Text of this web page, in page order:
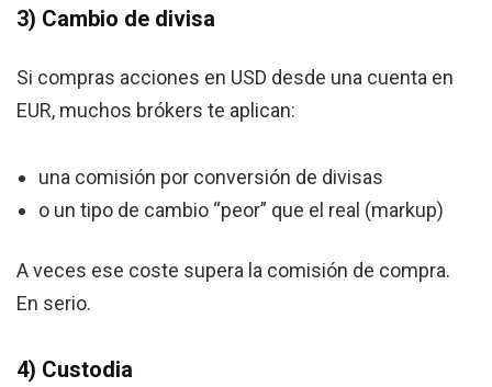
3) Cambio de divisa
Si compras acciones en USD desde una cuenta en
EUR, muchos brókers te aplican:
una comisión por conversión de divisas
o un tipo de cambio “peor” que el real (markup)
A veces ese coste supera la comisión de compra.
En serio.
4) Custodia